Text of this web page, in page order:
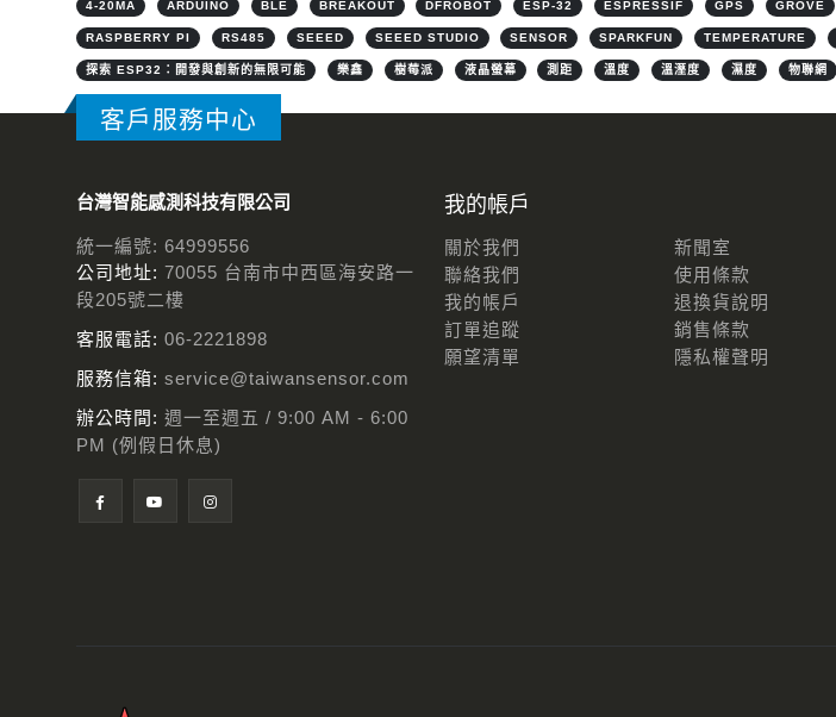
4-20MA ARDUINO BLE BREAKOUT DFROBOT ESP-32 ESPRESSIF GPS GROVE
RASPBERRY PI RS485 SEEED SEEED STUDIO SENSOR SPARKFUN TEMPERATURE
探索 ESP32：開發與創新的無限可能 樂鑫 樹莓派 液晶螢幕 測距 溫度 溫溼度 濕度 物聯網
客戶服務中心
台灣智能感測科技有限公司
統一編號: 64999556
公司地址: 70055 台南市中西區海安路一
段205號二樓
客服電話: 06-2221898
服務信箱: service@taiwansensor.com
辦公時間: 週一至週五 / 9:00 AM - 6:00
PM (例假日休息)
我的帳戶
關於我們
聯絡我們
我的帳戶
訂單追蹤
願望清單
新聞室
使用條款
退換貨說明
銷售條款
隱私權聲明